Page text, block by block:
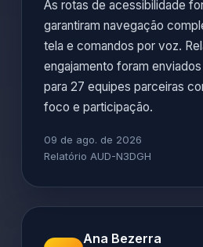
As rotas de acessibilidade
garantiram navegação
tela e comandos por voz.
engajamento foram
para 27 equipes parceiras
foco e participação.
09 de ago. de 2026
Relatório AUD-N3DGH
Ana Bezerra